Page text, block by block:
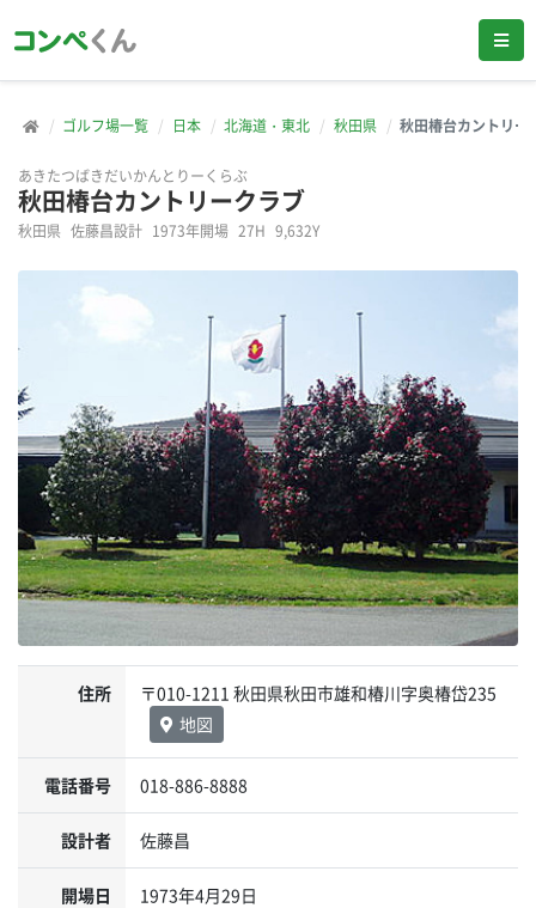
ゴルフ場一覧 日本 北海道・東北 秋田県 秋田椿台カントリー
あきたつばきだいかんとりーくらぶ
秋田椿台カントリークラブ
秋田県 佐藤昌設計 1973年開場 27H 9,632Y
住所
〒010-1211 秋田県秋田市雄和椿川字奥椿岱235
地図
電話番号 018-886-8888
設計者 佐藤昌
開場日 1973年4月29日